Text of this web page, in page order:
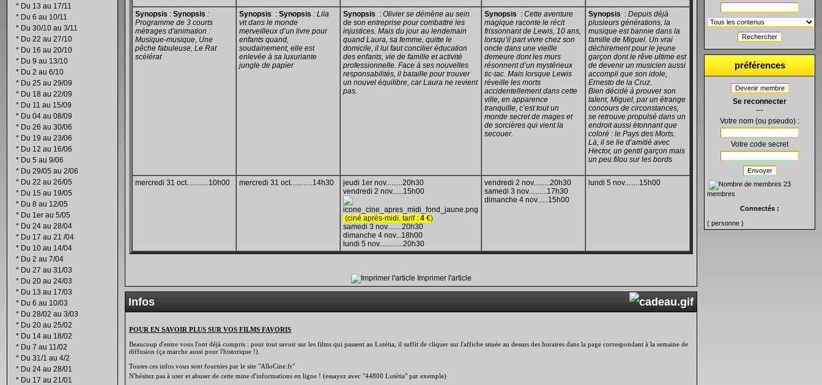
* Du 13 au 17/11
* Du 6 au 10/11
* Du 30/10 au 3/11
* Du 22 au 27/10
* Du 16 au 20/10
* Du 9 au 13/10
* Du 2 au 6/10
* Du 25 au 29/09
* Du 18 au 22/09
* Du 11 au 15/09
* Du 04 au 08/09
* Du 26 au 30/06
* Du 19 au 23/06
* Du 12 au 16/06
* Du 5 au 9/06
* Du 29/05 au 2/06
* Du 22 au 26/05
* Du 15 au 19/05
* Du 8 au 12/05
* Du 1er au 5/05
* Du 24 au 28/04
* Du 17 au 21 /04
* Du 10 au 14/04
* Du 2 au 7/04
* Du 27 au 31/03
* Du 20 au 24/03
* Du 13 au 17/03
* Du 6 au 10/03
* Du 28/02 au 3/03
* Du 20 au 25/02
* Du 14 au 18/02
* Du 7 au 11/02
* Du 31/1 au 4/2
* Du 24 au 28/01
* Du 17 au 21/01
Synopsis : Synopsis :
Programme de 3 courts
métrages d'animation :
Musique-musique, Une
pêche fabuleuse, Le Rat
scélérat
Synopsis : Synopsis : Lila
vit dans le monde
merveilleux d’un livre pour
enfants quand,
soudainement, elle est
enlevée à sa luxuriante
jungle de papier
Synopsis : Olivier se démène au sein
de son entreprise pour combattre les
injustices. Mais du jour au lendemain
quand Laura, sa femme, quitte le
domicile, il lui faut concilier éducation
des enfants, vie de famille et activité
professionnelle. Face à ses nouvelles
responsabilités, il bataille pour trouver
un nouvel équilibre, car Laura ne revient
pas.
Synopsis : Cette aventure
magique raconte le récit
frissonnant de Lewis, 10 ans,
lorsqu’il part vivre chez son
oncle dans une vieille
demeure dont les murs
résonnent d’un mystérieux
tic-tac. Mais lorsque Lewis
réveille les morts
accidentellement dans cette
ville, en apparence
tranquille, c’est tout un
monde secret de mages et
de sorcières qui vient la
secouer.
Synopsis : Depuis déjà
plusieurs générations, la
musique est bannie dans la
famille de Miguel. Un vrai
déchirement pour le jeune
garçon dont le rêve ultime est
de devenir un musicien aussi
accompli que son idole,
Ernesto de la Cruz.
Bien décidé à prouver son
talent, Miguel, par un étrange
concours de circonstances,
se retrouve propulsé dans un
endroit aussi étonnant que
coloré : le Pays des Morts.
Là, il se lie d’amitié avec
Hector, un gentil garçon mais
un peu filou sur les bords
mercredi 31 oct............10h00 mercredi 31 oct............14h30
jeudi 1er nov.........20h30
vendredi 2 nov......15h00
(ciné après-midi, tarif : 4 €)
samedi 3 nov........20h30
dimanche 4 nov...18h00
lundi 5 nov.............20h30
vendredi 2 nov.........20h30
samedi 3 nov..........17h30
dimanche 4 nov......15h00
lundi 5 nov........15h00
Imprimer l'article
Infos
POUR EN SAVOIR PLUS SUR VOS FILMS FAVORIS
Beaucoup d'entre vous l'ont déjà compris : pour tout savoir sur les films qui passent au Lutétia, il suffit de cliquer sur l'affiche située au dessus des horaires dans la page correspondant à la semaine de
diffusion (ça marche aussi pour l'historique !).
Toutes ces infos vous sont fournies par le site "AlloCine.fr"
N'hésitez pas à user et abuser de cette mine d'informations en ligne ! (essayez avec "44800 Lutétia" par exemple)
Rechercher
préférences
Devenir membre
Se reconnecter
---
Votre nom (ou pseudo) :
Votre code secret
Envoyer
23
membres
Connectés :
( personne )